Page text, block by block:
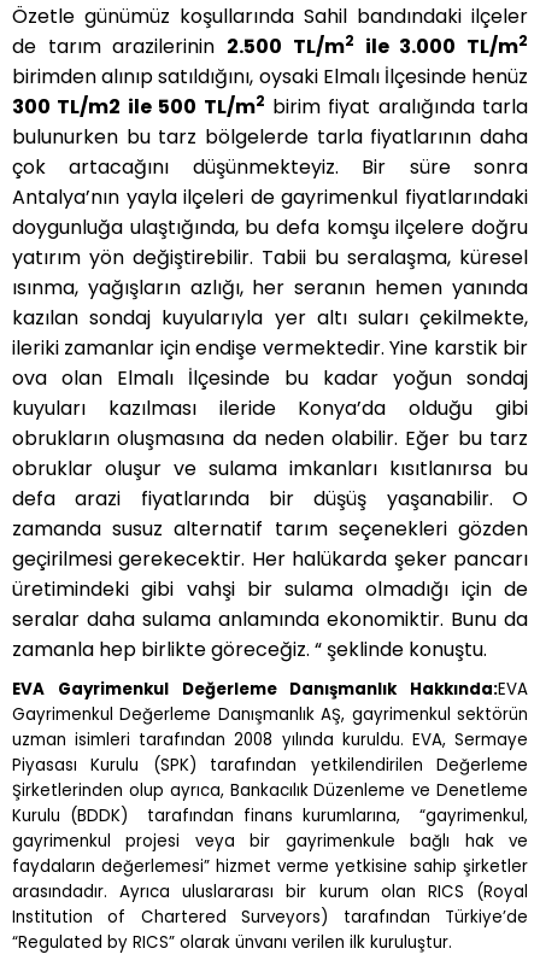
Özetle günümüz koşullarında Sahil bandındaki ilçeler
de tarım arazilerinin 2.500 TL/m2 ile 3.000 TL/m2
birimden alınıp satıldığını, oysaki Elmalı İlçesinde henüz
300 TL/m2 ile 500 TL/m2 birim fiyat aralığında tarla
bulunurken bu tarz bölgelerde tarla fiyatlarının daha
çok artacağını düşünmekteyiz. Bir süre sonra
Antalya’nın yayla ilçeleri de gayrimenkul fiyatlarındaki
doygunluğa ulaştığında, bu defa komşu ilçelere doğru
yatırım yön değiştirebilir. Tabii bu seralaşma, küresel
ısınma, yağışların azlığı, her seranın hemen yanında
kazılan sondaj kuyularıyla yer altı suları çekilmekte,
ileriki zamanlar için endişe vermektedir. Yine karstik bir
ova olan Elmalı İlçesinde bu kadar yoğun sondaj
kuyuları kazılması ileride Konya’da olduğu gibi
obrukların oluşmasına da neden olabilir. Eğer bu tarz
obruklar oluşur ve sulama imkanları kısıtlanırsa bu
defa arazi fiyatlarında bir düşüş yaşanabilir. O
zamanda susuz alternatif tarım seçenekleri gözden
geçirilmesi gerekecektir. Her halükarda şeker pancarı
üretimindeki gibi vahşi bir sulama olmadığı için de
seralar daha sulama anlamında ekonomiktir. Bunu da
zamanla hep birlikte göreceğiz. “ şeklinde konuştu.
EVA Gayrimenkul Değerleme Danışmanlık Hakkında:EVA
Gayrimenkul Değerleme Danışmanlık AŞ, gayrimenkul sektörün
uzman isimleri tarafından 2008 yılında kuruldu. EVA, Sermaye
Piyasası Kurulu (SPK) tarafından yetkilendirilen Değerleme
Şirketlerinden olup ayrıca, Bankacılık Düzenleme ve Denetleme
Kurulu (BDDK) tarafından finans kurumlarına, “gayrimenkul,
gayrimenkul projesi veya bir gayrimenkule bağlı hak ve
faydaların değerlemesi” hizmet verme yetkisine sahip şirketler
arasındadır. Ayrıca uluslararası bir kurum olan RICS (Royal
Institution of Chartered Surveyors) tarafından Türkiye’de
“Regulated by RICS” olarak ünvanı verilen ilk kuruluştur.